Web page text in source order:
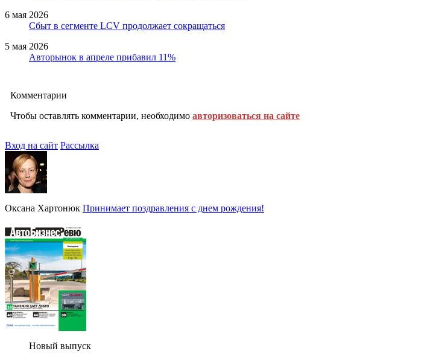
6 мая 2026
Сбыт в сегменте LCV продолжает сокращаться
5 мая 2026
Авторынок в апреле прибавил 11%
Комментарии
Чтобы оставлять комментарии, необходимо авторизоваться на сайте
Вход на сайт Рассылка
Оксана Хартонюк Принимает поздравления с днем рождения!
Новый выпуск